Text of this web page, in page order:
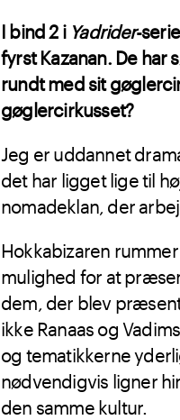
I bind 2 i Yadrider-
fyrst Kazanan. De har
rundt med sit
gøglercirkusset?
Jeg er uddannet
det har ligget lige til
nomadeklan, der
Hokkabizaren
mulighed for at
dem, der blev
ikke Ranaas og
og tematikkerne
nødvendigvis ligner
den samme kultur.